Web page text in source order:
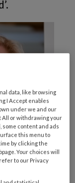
kan leiden
data, like browsing
I Accept enables
under we and our
All or withdrawing your
content and ads
this menu to
by clicking the
Your choices will
to our Privacy